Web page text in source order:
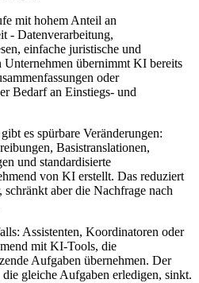
mit hohem Anteil an
- Datenverarbeitung,
einfache juristische und
übernimmt KI bereits
oder
Bedarf an Einstiegs- und
es spürbare Veränderungen:
Basistranslationen,
und standardisierte
von KI erstellt. Das reduziert
aber die Nachfrage nach
Assistenten, Koordinatoren oder
mit KI-Tools, die
Aufgaben übernehmen. Der
gleiche Aufgaben erledigen, sinkt.